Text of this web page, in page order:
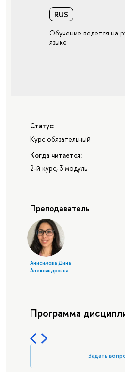
RUS
Обучение ведется на
языке
Статус:
Курс обязательный
Когда читается:
2-й курс, 3 модуль
Преподаватель
Анисимова Дина
Александровна
Программа
Задать